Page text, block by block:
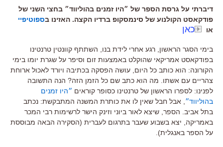
דיברתי על גרסת הספר של ״היו זמנים בהוליווד״ בחצי השני של
פודקאסט הקולנוע של סינמסקופ ברדיו הקצה. האזינו בספוטיפיי
או
כאן
בימי הסגר הראשון רגע אחרי לידת בנו
השתתף קוונטין טרנטינו
בפודקאסט אמריקאי שהוקלט באמצעות זום וסיפר על שגרת יומו בימי
הקורונה: הוא כותב כל היום עושה הפסקה בכתיבה ויורד לאכול ארוחת
צהריים עם אשתו
מה הוא כתב שם כל הזמן הזה? הנה התשובה
לפנינו: לספרו הראשון של טרנטינו כסופר קוראים ״היו זמנים
בהוליווד״
אבל חבל שאין לו את כותרת המשנה המתבקשת: נכתב
בתל אביב הספר שיצא לאור ביוני וזינק הישר לרשימות רבי המכר
באמריקה
יצא בשבוע שעבר בתרגום לעברית (הסקירה הבאה מבוססת
על הספר באנגלית)